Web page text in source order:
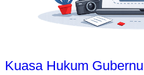
Kuasa Hukum